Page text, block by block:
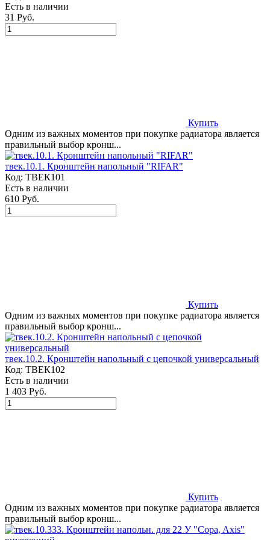
Есть в наличии
31 Руб.
Купить
Одним из важных моментов при покупке радиатора является
правильный выбор кронш...
твек.10.1. Кронштейн напольный "RIFAR"
Код: ТВЕК101
Есть в наличии
610 Руб.
Купить
Одним из важных моментов при покупке радиатора является
правильный выбор кронш...
твек.10.2. Кронштейн напольный с цепочкой универсальный
Код: ТВЕК102
Есть в наличии
1 403 Руб.
Купить
Одним из важных моментов при покупке радиатора является
правильный выбор кронш...